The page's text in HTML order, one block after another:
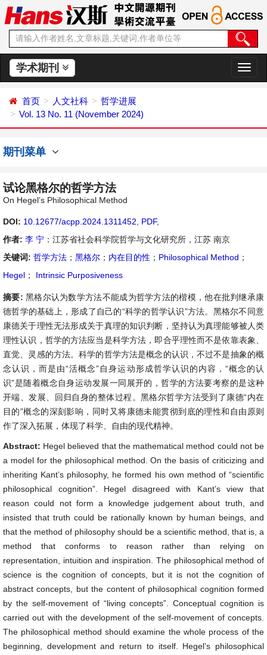
学术期刊
切
换
首页 人文社科
哲学进展
Vol. 13 No. 11 (November 2024)
期刊菜单
试论黑格尔的哲学方法
On Hegel’s Philosophical Method
DOI: 10.12677/acpp.2024.1311452 PDF,
作者: 李 宁 ：江苏省社会科学院哲学与文化研究所，江苏 南京
关键词: 哲学方法 ； 黑格尔 ； 内在目的性 ； Philosophical Method ；
Hegel ； Intrinsic Purposiveness
摘要: 黑格尔认为数学方法不能成为哲学方法的楷模，他在批判继承康
德哲学的基础上，形成了自己的“科学的哲学认识”方法。黑格尔不同意
康德关于理性无法形成关于真理的知识判断，坚持认为真理能够被人类
理性认识，哲学的方法应当是科学方法，即合乎理性而不是依靠表象、
直觉、灵感的方法。科学的哲学方法是概念的认识，不过不是抽象的概
念认识，而是由“活概念”自身运动形成哲学认识的内容，“概念的认
识”是随着概念自身运动发展一同展开的，哲学的方法要考察的是这种
开端、发展、回归自身的整体过程。黑格尔哲学方法受到了康德“内在
目的”概念的深刻影响，同时又将康德未能贯彻到底的理性和自由原则
作了深入拓展，体现了科学、自由的现代精神。
Abstract: Hegel believed that the mathematical method could not be
a model for the philosophical method. On the basis of criticizing and
inheriting Kant’s philosophy, he formed his own method of “scientific
philosophical cognition”. Hegel disagreed with Kant’s view that
reason could not form a knowledge judgement about truth, and
insisted that truth could be rationally known by human beings, and
that the method of philosophy should be a scientific method, that is, a
method that conforms to reason rather than relying on
representation, intuition and inspiration. The philosophical method of
science is the cognition of concepts, but it is not the cognition of
abstract concepts, but the content of philosophical cognition formed
by the self-movement of “living concepts”. Conceptual cognition is
carried out with the development of the self-movement of concepts.
The philosophical method should examine the whole process of the
beginning, development and return to itself. Hegel’s philosophical